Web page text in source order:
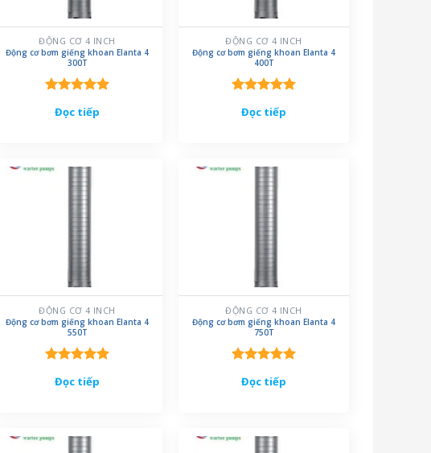
ĐỘNG CƠ 4 INCH
Động cơ bơm giếng khoan Elanta 4
300T
hạng 5.00
Đọc tiếp
ĐỘNG CƠ 4 INCH
Động cơ bơm giếng khoan Elanta 4
400T
hạng 5.00
Đọc tiếp
ĐỘNG CƠ 4 INCH
Động cơ bơm giếng khoan Elanta 4
550T
hạng 5.00
Đọc tiếp
ĐỘNG CƠ 4 INCH
Động cơ bơm giếng khoan Elanta 4
750T
hạng 5.00
Đọc tiếp